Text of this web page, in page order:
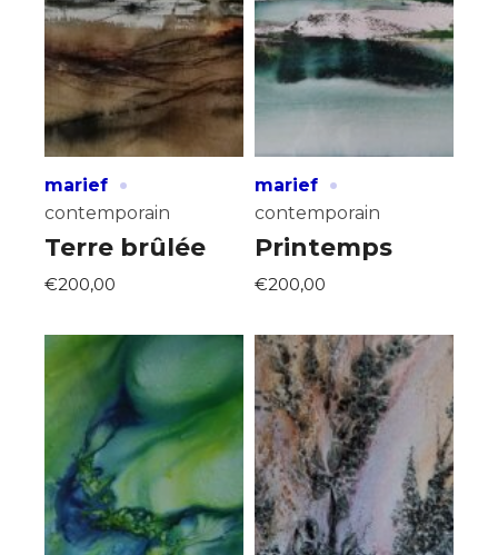
marief ·
contemporain
Terre brûlée
€200,00
marief ·
contemporain
Printemps
€200,00